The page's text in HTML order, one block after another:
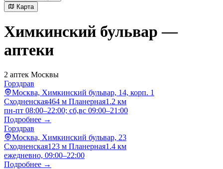
Карта
Химкинский бульвар —
аптеки
2 аптек Москвы
Горздрав
Москва, Химкинский бульвар, 14, корп. 1
Сходненская464 м Планерная1.2 км
пн-пт 08:00–22:00; сб,вс 09:00–21:00
Подробнее →
Горздрав
Москва, Химкинский бульвар, 23
Сходненская123 м Планерная1.4 км
ежедневно, 09:00–22:00
Подробнее →